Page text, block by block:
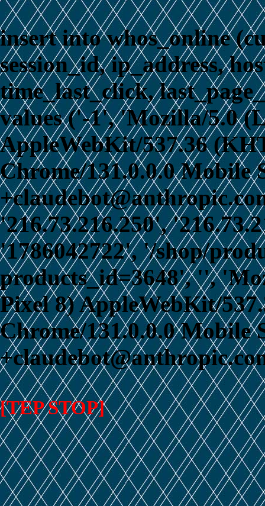
insert into whos_online
session_id, ip_address,
time_last_click,
values ('-1', 'Mozilla/5.0
AppleWebKit/537.36
Chrome/131.0.0.0 Mobile
'216.73.216.250',
'1786042722', '/shop/
products_id=3648', '',
Pixel 8) AppleWebKit/
Chrome/131.0.0.0 Mobile
[TEP STOP]